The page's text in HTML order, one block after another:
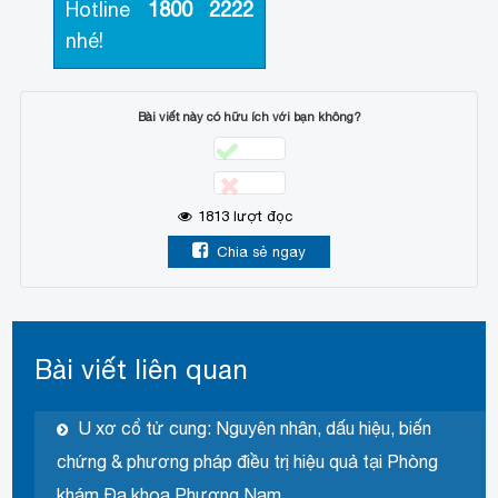
Hotline 1800 2222
nhé!
Bài viết này có hữu ích với bạn không?
1813 lượt đọc
Chia sẻ ngay
Bài viết liên quan
U xơ cổ tử cung: Nguyên nhân, dấu hiệu, biến
chứng & phương pháp điều trị hiệu quả tại Phòng